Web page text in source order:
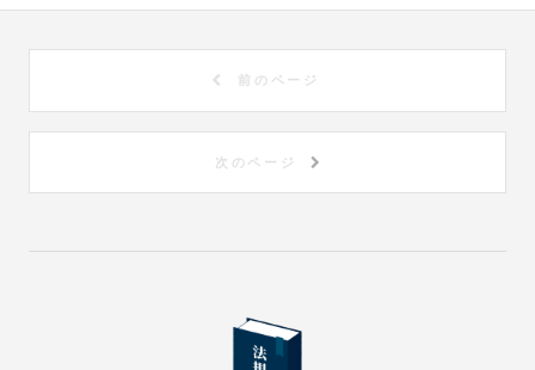
前のページ
次のページ